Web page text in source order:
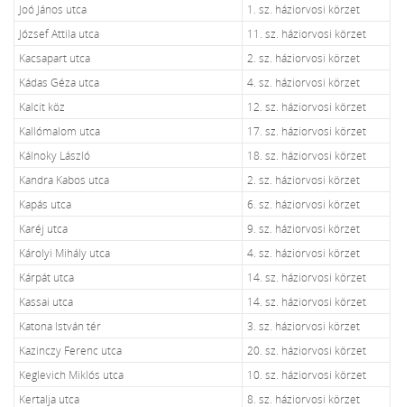
Joó János utca
1. sz. háziorvosi körzet
József Attila utca
11. sz. háziorvosi körzet
Kacsapart utca
2. sz. háziorvosi körzet
Kádas Géza utca
4. sz. háziorvosi körzet
Kalcit köz
12. sz. háziorvosi körzet
Kallómalom utca
17. sz. háziorvosi körzet
Kálnoky László
18. sz. háziorvosi körzet
Kandra Kabos utca
2. sz. háziorvosi körzet
Kapás utca
6. sz. háziorvosi körzet
Karéj utca
9. sz. háziorvosi körzet
Károlyi Mihály utca
4. sz. háziorvosi körzet
Kárpát utca
14. sz. háziorvosi körzet
Kassai utca
14. sz. háziorvosi körzet
Katona István tér
3. sz. háziorvosi körzet
Kazinczy Ferenc utca
20. sz. háziorvosi körzet
Keglevich Miklós utca
10. sz. háziorvosi körzet
Kertalja utca
8. sz. háziorvosi körzet